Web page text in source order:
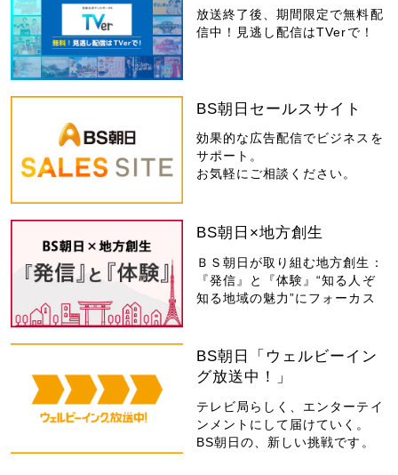
放送終了後、期間限定で無料配
信中！見逃し配信はTVerで！
BS朝日セールスサイト
効果的な広告配信でビジネスを
サポート。
お気軽にご相談ください。
BS朝日×地方創生
ＢＳ朝日が取り組む地方創生：
『発信』と『体験』“知る人ぞ
知る地域の魅力”にフォーカス
BS朝日「ウェルビーイン
グ放送中！」
テレビ局らしく、エンターテイ
ンメントにして届けていく。
BS朝日の、新しい挑戦です。